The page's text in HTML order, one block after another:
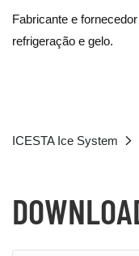
Fabricante e
refrigeração e gelo.
ICESTA Ice System